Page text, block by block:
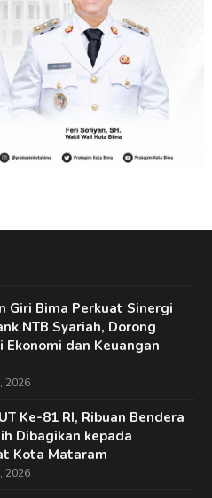
Giri Bima Perkuat Sinergi
NTB Syariah, Dorong
Ekonomi dan Keuangan
2026
Ke-81 RI, Ribuan Bendera
Dibagikan kepada
Kota Mataram
2026